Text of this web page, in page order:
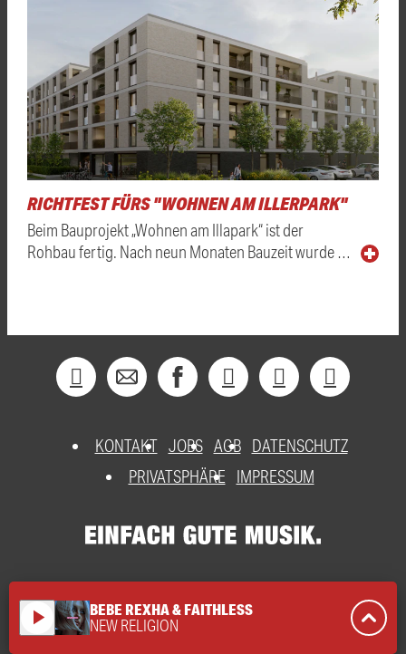
RICHTFEST FÜRS "WOHNEN AM ILLERPARK"
Beim Bauprojekt „Wohnen am Illapark“ ist der
Rohbau fertig. Nach neun Monaten Bauzeit wurde …
KONTAKT JOBS AGB DATENSCHUTZ
PRIVATSPHÄRE
IMPRESSUM
play_arrow BEBE REXHA & FAITHLESS
NEW RELIGION